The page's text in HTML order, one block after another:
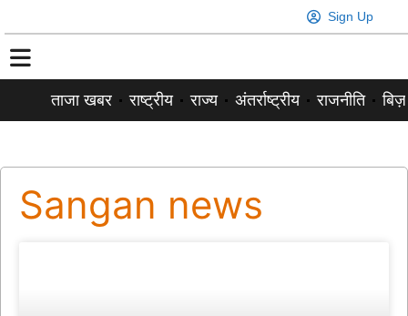
Sign Up
ताजा खबर राष्ट्रीय राज्य अंतर्राष्ट्रीय राजनीति
Sangan news